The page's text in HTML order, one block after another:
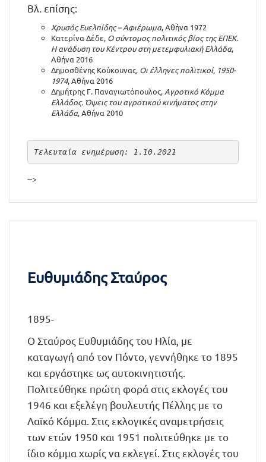
Βλ. επίσης:
Χρυσός Ευελπίδης – Αφιέρωμα, Αθήνα 1972
Κατερίνα Δέδε, Ο σύντομος πολιτικός βίος της ΕΠΕΚ.
Η ανάδυση του Κέντρου στη μετεμφυλιακή Ελλάδα,
Αθήνα 2016
Δημοσθένης Κούκουνας, Οι έλληνες πολιτικοί, 1950-
1974, Αθήνα 2016
Δημήτρης Γ. Παναγιωτόπουλος, Αγροτικό Κόμμα
Ελλάδος. Όψεις του αγροτικού κινήματος στην
Ελλάδα, Αθήνα 2010
Τελευταία ενημέρωση: 1.10.2021
-->
Ευθυμιάδης Σταύρος
1895-
Ο Σταύρος Ευθυμιάδης του Ηλία, με
καταγωγή από τον Πόντο, γεννήθηκε το 1895
και εργάστηκε ως αυτοκινητιστής.
Πολιτεύθηκε πρώτη φορά στις εκλογές του
1946 και εξελέγη βουλευτής Πέλλης με το
Λαϊκό Κόμμα. Στις εκλογικές αναμετρήσεις
των ετών 1950 και 1951 πολιτεύθηκε με το
ίδιο κόμμα χωρίς να εκλεγεί. Στις εκλογές του